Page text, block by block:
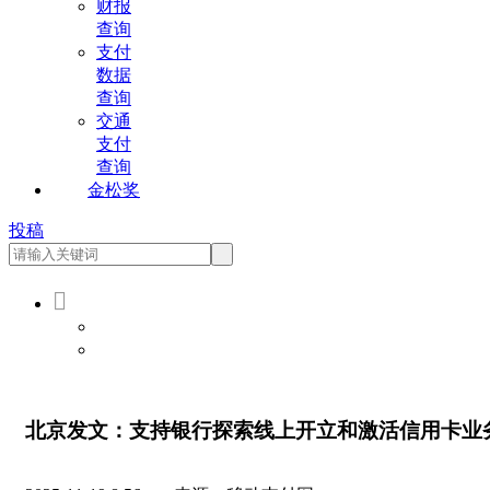
财报
查询
支付
数据
查询
交通
支付
查询
金松奖
投稿

北京发文：支持银行探索线上开立和激活信用卡业